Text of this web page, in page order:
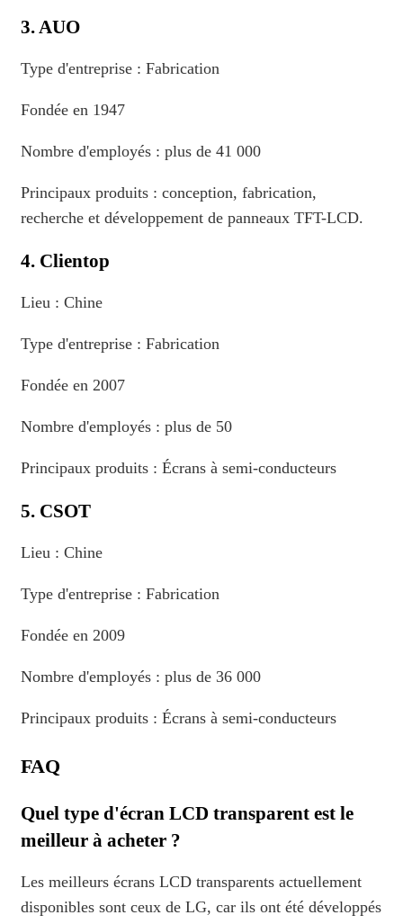
3. AUO
Type d'entreprise : Fabrication
Fondée en 1947
Nombre d'employés : plus de 41 000
Principaux produits : conception, fabrication,
recherche et développement de panneaux TFT-LCD.
4. Clientop
Lieu : Chine
Type d'entreprise : Fabrication
Fondée en 2007
Nombre d'employés : plus de 50
Principaux produits : Écrans à semi-conducteurs
5. CSOT
Lieu : Chine
Type d'entreprise : Fabrication
Fondée en 2009
Nombre d'employés : plus de 36 000
Principaux produits : Écrans à semi-conducteurs
FAQ
Quel type d'écran LCD transparent est le
meilleur à acheter ?
Les meilleurs écrans LCD transparents actuellement
disponibles sont ceux de LG, car ils ont été développés